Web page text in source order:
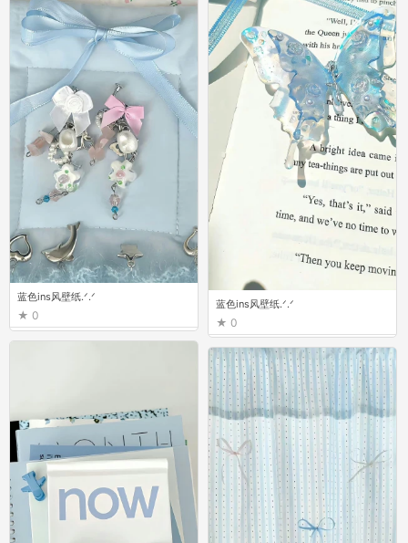
蓝色ins风壁纸.ᐟ.ᐟ
0
蓝色ins风壁纸.ᐟ.ᐟ
0